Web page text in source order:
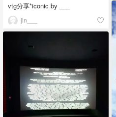
vtg分享*iconic by ___
jin___